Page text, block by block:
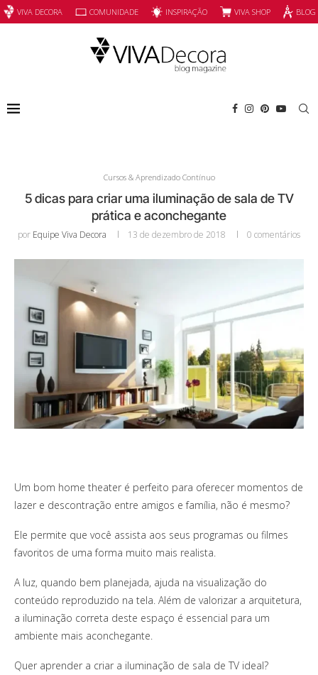
VIVA DECORA COMUNIDADE INSPIRAÇÃO VIVA SHOP
Cursos & Aprendizado Contínuo
5 dicas para criar uma iluminação de sala de TV
prática e aconchegante
por Equipe Viva Decora 13 de dezembro de 2018 0 comentários
Um bom home theater é perfeito para oferecer momentos de
lazer e descontração entre amigos e família, não é mesmo?
Ele permite que você assista aos seus programas ou filmes
favoritos de uma forma muito mais realista.
A luz, quando bem planejada, ajuda na visualização do
conteúdo reproduzido na tela. Além de valorizar a arquitetura,
a iluminação correta deste espaço é essencial para um
ambiente mais aconchegante.
Quer aprender a criar a iluminação de sala de TV ideal?